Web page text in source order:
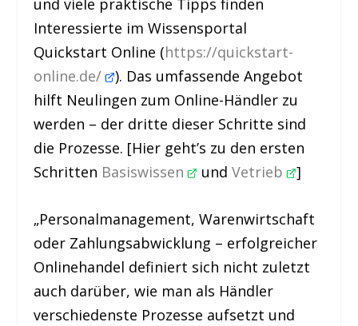
und viele praktische Tipps finden
Interessierte im Wissensportal
Quickstart Online (https://quickstart-
online.de/ ). Das umfassende Angebot
hilft Neulingen zum Online-Händler zu
werden – der dritte dieser Schritte sind
die Prozesse. [Hier geht’s zu den ersten
Schritten Basiswissen undVetrieb ]
„Personalmanagement, Warenwirtschaft
oder Zahlungsabwicklung – erfolgreicher
Onlinehandel definiert sich nicht zuletzt
auch darüber, wie man als Händler
verschiedenste Prozesse aufsetzt und